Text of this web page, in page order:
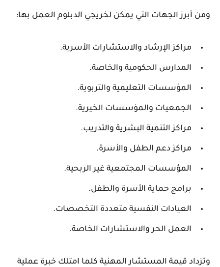
ومن أبرز الجهات التي يمكن لخريجي الدبلوم العمل بها:
مراكز الإرشاد والاستشارات الأسرية.
المدارس الحكومية والخاصة.
المؤسسات التعليمية والتربوية.
الجمعيات والمؤسسات الخيرية.
مراكز التنمية البشرية والتدريب.
مراكز دعم الطفل والأسرة.
المؤسسات المجتمعية غير الربحية.
برامج حماية الأسرة والطفل.
العيادات النفسية متعددة التخصصات.
العمل الحر والاستشارات الخاصة.
وتزداد قيمة المستشار المهنية كلما امتلك خبرة عملية